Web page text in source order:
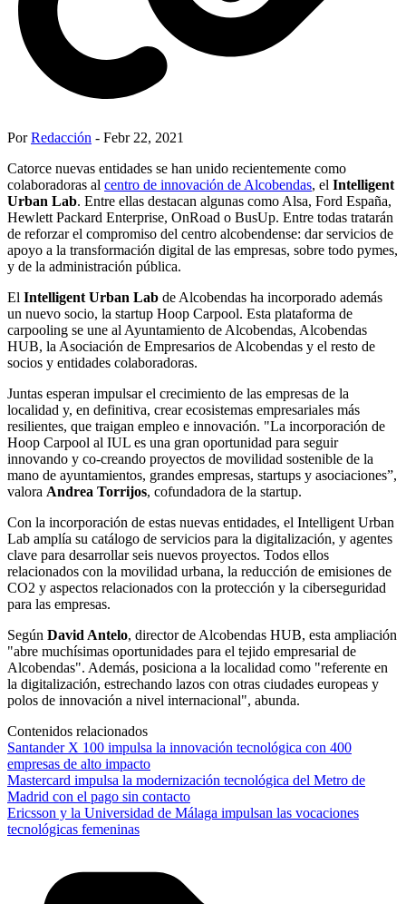
PorRedacción - Febr 22, 2021
Catorce nuevas entidades se han unido recientemente como
colaboradoras al centro de innovación de Alcobendas, el Intelligent
Urban Lab. Entre ellas destacan algunas como Alsa, Ford España,
Hewlett Packard Enterprise, OnRoad o BusUp. Entre todas tratarán
de reforzar el compromiso del centro alcobendense: dar servicios de
apoyo a la transformación digital de las empresas, sobre todo pymes,
y de la administración pública.
El Intelligent Urban Lab de Alcobendas ha incorporado además
un nuevo socio, la startup Hoop Carpool. Esta plataforma de
carpooling se une al Ayuntamiento de Alcobendas, Alcobendas
HUB, la Asociación de Empresarios de Alcobendas y el resto de
socios y entidades colaboradoras.
Juntas esperan impulsar el crecimiento de las empresas de la
localidad y, en definitiva, crear ecosistemas empresariales más
resilientes, que traigan empleo e innovación. "La incorporación de
Hoop Carpool al IUL es una gran oportunidad para seguir
innovando y co-creando proyectos de movilidad sostenible de la
mano de ayuntamientos, grandes empresas, startups y asociaciones”,
valora Andrea Torrijos, cofundadora de la startup.
Con la incorporación de estas nuevas entidades, el Intelligent Urban
Lab amplía su catálogo de servicios para la digitalización, y agentes
clave para desarrollar seis nuevos proyectos. Todos ellos
relacionados con la movilidad urbana, la reducción de emisiones de
CO2 y aspectos relacionados con la protección y la ciberseguridad
para las empresas.
Según David Antelo, director de Alcobendas HUB, esta ampliación
"abre muchísimas oportunidades para el tejido empresarial de
Alcobendas". Además, posiciona a la localidad como "referente en
la digitalización, estrechando lazos con otras ciudades europeas y
polos de innovación a nivel internacional", abunda.
Contenidos relacionados
Santander X 100 impulsa la innovación tecnológica con 400
empresas de alto impacto
Mastercard impulsa la modernización tecnológica del Metro de
Madrid con el pago sin contacto
Ericsson y la Universidad de Málaga impulsan las vocaciones
tecnológicas femeninas